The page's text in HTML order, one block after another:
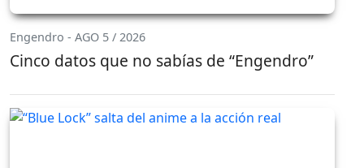
Engendro - AGO 5 / 2026
Cinco datos que no sabías de “Engendro”